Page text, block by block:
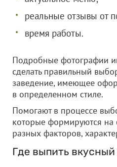
реальные отзывы от
время работы.
Подробные фотографии
сделать правильный
заведение, имеющее
в определенном стиле.
Помогают в процессе
которые формируются на
разных факторов,
Где выпить вкусный